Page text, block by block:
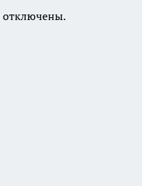
отключены.